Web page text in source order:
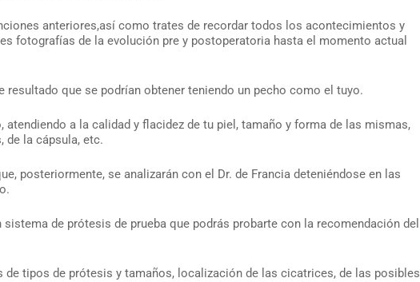
anteriores,así como trates de recordar todos los acontecimientos y
fotografías de la evolución pre y postoperatoria hasta el momento actual
que se podrían obtener teniendo un pecho como el tuyo.
a la calidad y flacidez de tu piel, tamaño y forma de las mismas,
de la cápsula, etc.
posteriormente, se analizarán con el Dr. de Francia deteniéndose en las
de prótesis de prueba que podrás probarte con la recomendación del
tipos de prótesis y tamaños, localización de las cicatrices, de las posibles